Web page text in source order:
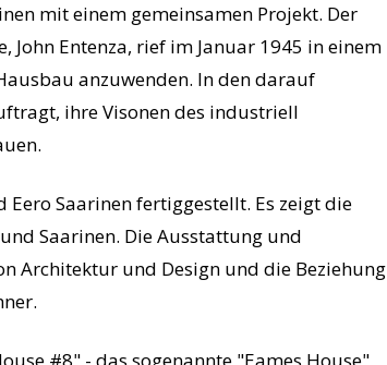
mit einem gemeinsamen Projekt. Der
Entenza, rief im Januar 1945 in einem
anzuwenden. In den darauf
ihre Visonen des industriell
Eero Saarinen fertiggestellt. Es zeigt die
Saarinen. Die Ausstattung und
Architektur und Design und die Beziehung